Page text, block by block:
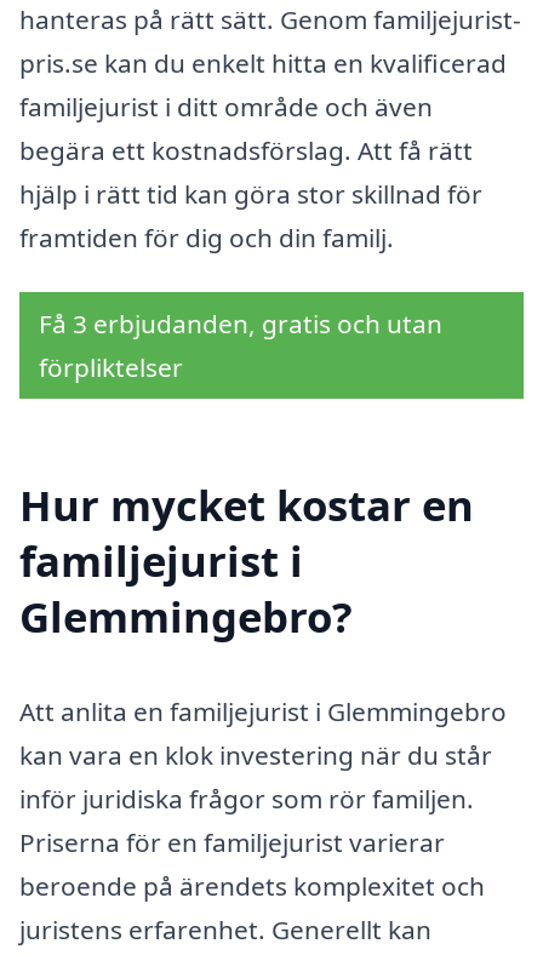
hanteras på rätt sätt. Genom familjejurist-
pris.se kan du enkelt hitta en kvalificerad
familjejurist i ditt område och även
begära ett kostnadsförslag. Att få rätt
hjälp i rätt tid kan göra stor skillnad för
framtiden för dig och din familj.
Få 3 erbjudanden, gratis och utan
förpliktelser
Hur mycket kostar en
familjejurist i
Glemmingebro?
Att anlita en familjejurist i Glemmingebro
kan vara en klok investering när du står
inför juridiska frågor som rör familjen.
Priserna för en familjejurist varierar
beroende på ärendets komplexitet och
juristens erfarenhet. Generellt kan